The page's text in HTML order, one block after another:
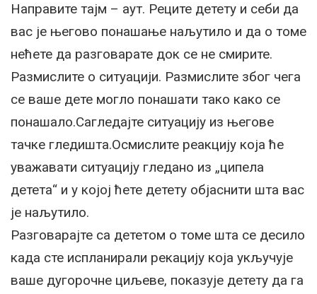
Направите тајм – аут. Реците детету и себи да
вас је његово понашање наљутило и да о томе
нећете да разговарате док се не смирите.
Размислите о ситуацији. Размислите због чега
се ваше дете могло понашати тако како се
понашало.Сагледајте ситуацију из његове
тачке гледишта.Осмислите реакцију која ће
уважавати ситуацију гледано из „ципела
детета“ и у којој ћете детету објаснити шта вас
је наљутило.
Разговарајте са дететом о томе шта се десило
када сте испланирали рекацију која укључује
ваше дугорочне циљеве, показује детету да га